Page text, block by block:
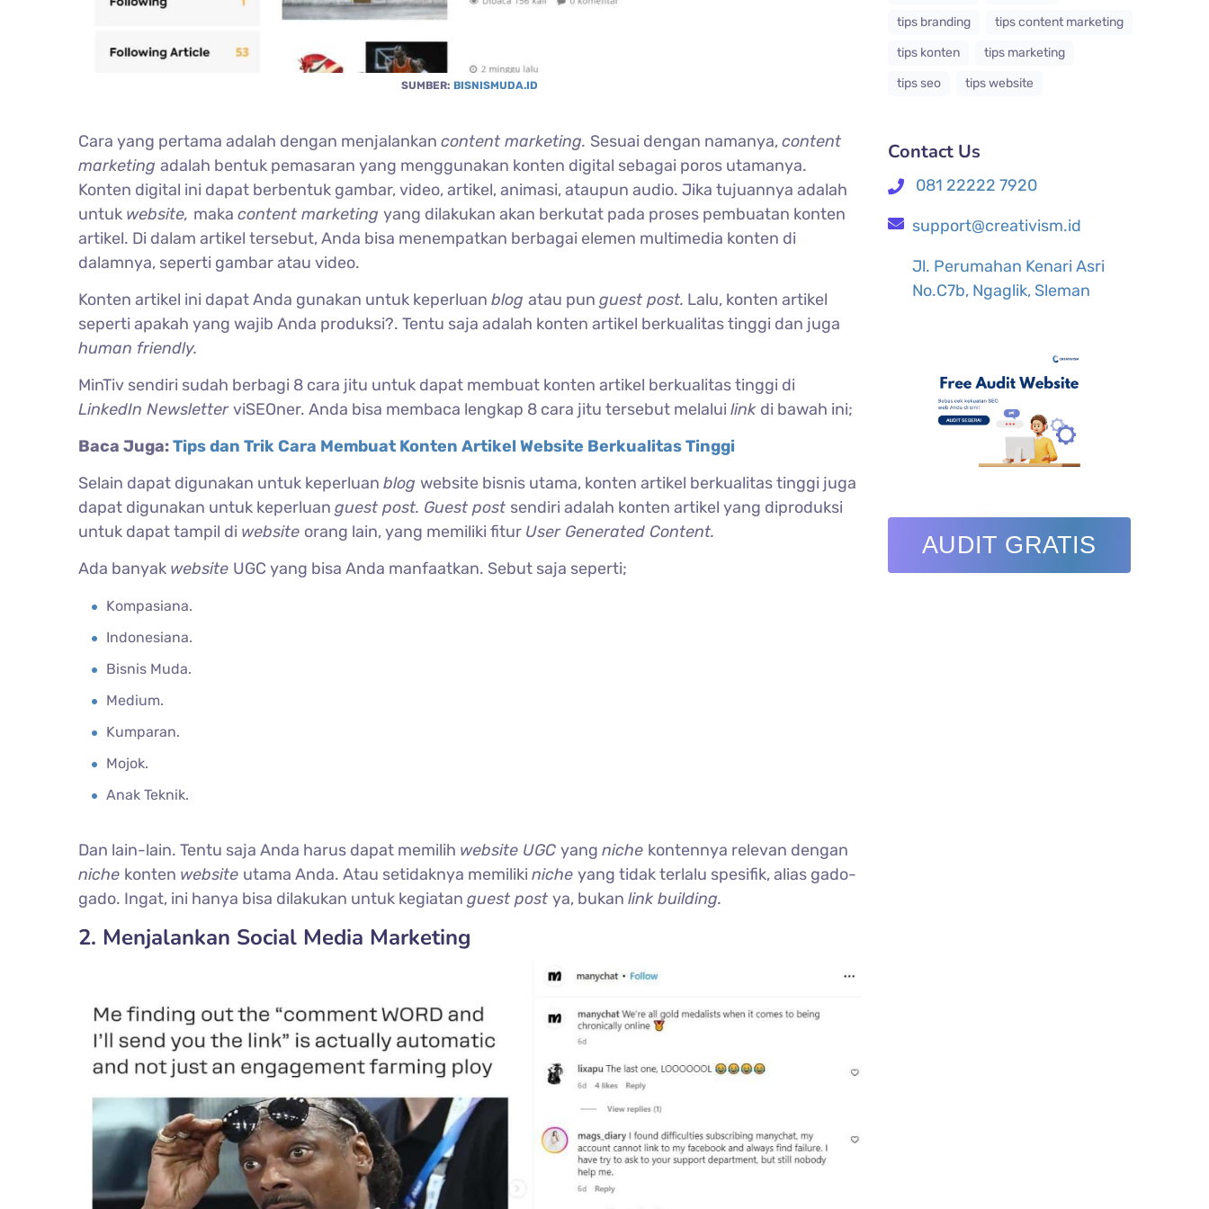
SUMBER: BISNISMUDA.ID
Cara yang pertama adalah dengan menjalankan content marketing. Sesuai dengan namanya,content
marketing adalah bentuk pemasaran yang menggunakan konten digital sebagai poros utamanya.
Konten digital ini dapat berbentuk gambar, video, artikel, animasi, ataupun audio. Jika tujuannya adalah
untuk website, maka content marketing yang dilakukan akan berkutat pada proses pembuatan konten
artikel. Di dalam artikel tersebut, Anda bisa menempatkan berbagai elemen multimedia konten di
dalamnya, seperti gambar atau video.
Konten artikel ini dapat Anda gunakan untuk keperluan blog atau pun guest post. Lalu, konten artikel
seperti apakah yang wajib Anda produksi?. Tentu saja adalah konten artikel berkualitas tinggi dan juga
human friendly.
MinTiv sendiri sudah berbagi 8 cara jitu untuk dapat membuat konten artikel berkualitas tinggi di
LinkedIn NewsletterviSEOner. Anda bisa membaca lengkap 8 cara jitu tersebut melalui link di bawah ini;
Baca Juga:Tips dan Trik Cara Membuat Konten Artikel Website Berkualitas Tinggi
Selain dapat digunakan untuk keperluan blog website bisnis utama, konten artikel berkualitas tinggi juga
dapat digunakan untuk keperluan guest post. Guest post sendiri adalah konten artikel yang diproduksi
untuk dapat tampil di website orang lain, yang memiliki fitur User Generated Content.
Ada banyak website UGC yang bisa Anda manfaatkan. Sebut saja seperti;
Kompasiana.
Indonesiana.
Bisnis Muda.
Medium.
Kumparan.
Mojok.
Anak Teknik.
Dan lain-lain. Tentu saja Anda harus dapat memilih website UGC yang niche kontennya relevan dengan
niche konten website utama Anda. Atau setidaknya memiliki niche yang tidak terlalu spesifik, alias gado-
gado. Ingat, ini hanya bisa dilakukan untuk kegiatan guest post ya, bukan link building.
2. Menjalankan Social Media Marketing
tips branding
tips content marketing
tips konten
tips marketing
tips seo
tips website
Contact Us
081 22222 7920
support@creativism.id
Jl. Perumahan Kenari Asri
No.C7b, Ngaglik, Sleman
AUDIT GRATIS